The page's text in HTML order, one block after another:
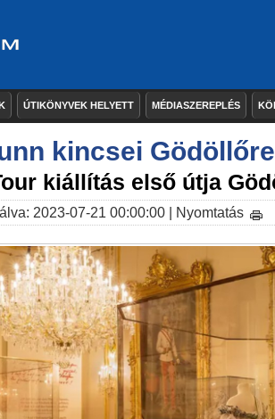
ÚTIKÖNYVEK HELYETT MÉDIASZEREPLÉS
kincsei
kiállítás első útja
2023-07-21 00:00:00 | Nyomtatás